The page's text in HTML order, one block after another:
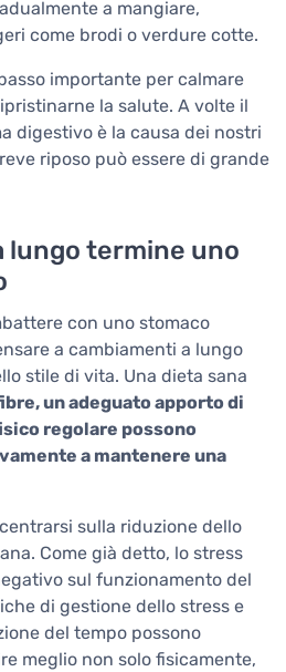
a mangiare,
come brodi o verdure cotte.
importante per calmare
la salute. A volte il
digestivo è la causa dei nostri
riposo può essere di grande
lungo termine uno
con uno stomaco
a cambiamenti a lungo
stile di vita. Una dieta sana
un adeguato apporto di
regolare possono
a mantenere una
sulla riduzione dello
Come già detto, lo stress
sul funzionamento del
di gestione dello stress e
del tempo possono
meglio non solo fisicamente,